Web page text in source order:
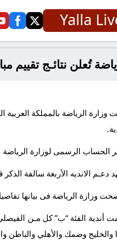
Yalla
twitter
تُعلن نتائـج تقييم
.
الحساب الرسمى لوزارة الرياضة
الانديه الأربعة سالفة الذكر قيمةً تقدر بـ 7
وزارة الرياضة فى بيانها
أندية الفئة “ب” كل مـن الفيصلي
والخليج وضمك والأهلي والباطن